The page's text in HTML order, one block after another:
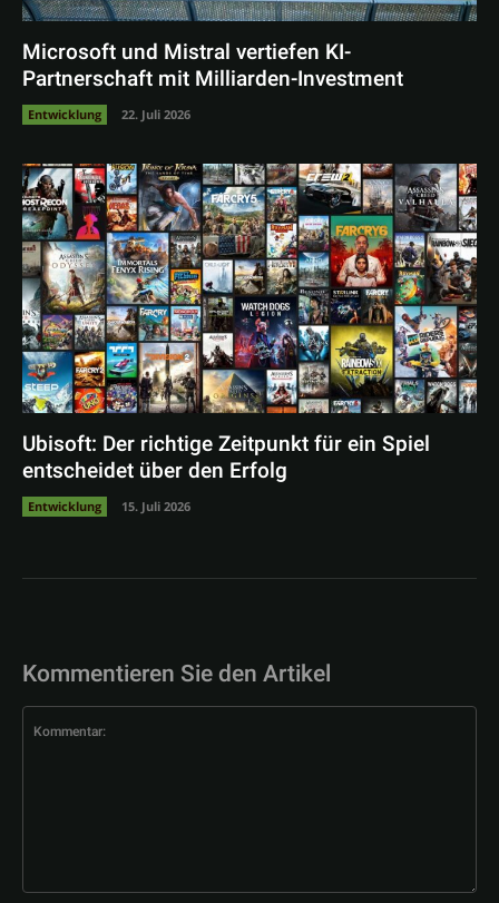
Microsoft und Mistral vertiefen KI-
Partnerschaft mit Milliarden-Investment
Entwicklung 22. Juli 2026
Ubisoft: Der richtige Zeitpunkt für ein Spiel
entscheidet über den Erfolg
Entwicklung 15. Juli 2026
Kommentieren Sie den Artikel